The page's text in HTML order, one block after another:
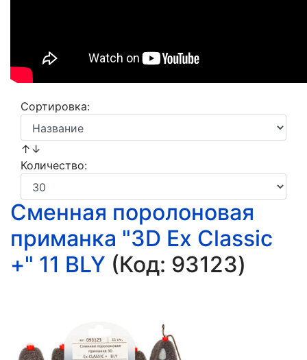
Сортировка:
↑↓
Количество:
Сменная поролоновая
приманка "3D Ex Classic
+" 11 BLY (Код: 93123)